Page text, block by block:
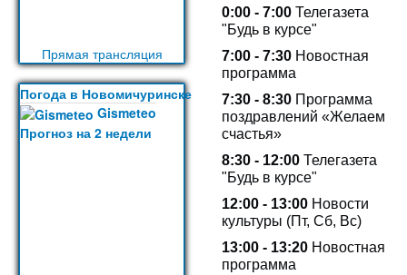
Прямая трансляция
Погода в Новомичуринске
Gismeteo
Прогноз на 2 недели
0:00 - 7:00 Телегазета
"Будь в курсе"
7:00 - 7:30 Новостная
программа
7:30 - 8:30 Программа
поздравлений «Желаем
счастья»
8:30 - 12:00 Телегазета
"Будь в курсе"
12:00 - 13:00 Новости
культуры (Пт, Сб, Вс)
13:00 - 13:20 Новостная
программа